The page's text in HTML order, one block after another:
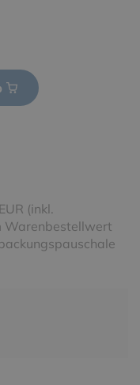
(inkl.
Warenbestellwert